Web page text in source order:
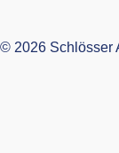
© 2026 Schlösser